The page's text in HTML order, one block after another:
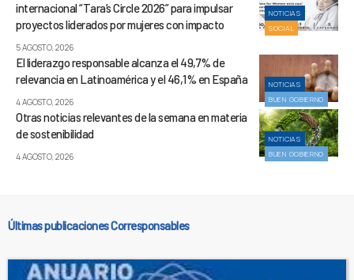
NOTICIAS
SOCIAL
internacional “Tara’s Circle 2026” para impulsar
proyectos liderados por mujeres con impacto
5 AGOSTO, 2026
NOTICIAS
BUEN GOBIERNO
El liderazgo responsable alcanza el 49,7% de
relevancia en Latinoamérica y el 46,1% en España
4 AGOSTO, 2026
NOTICIAS
BUEN GOBIERNO
Otras noticias relevantes de la semana en materia
de sostenibilidad
4 AGOSTO, 2026
Últimas publicaciones Corresponsables